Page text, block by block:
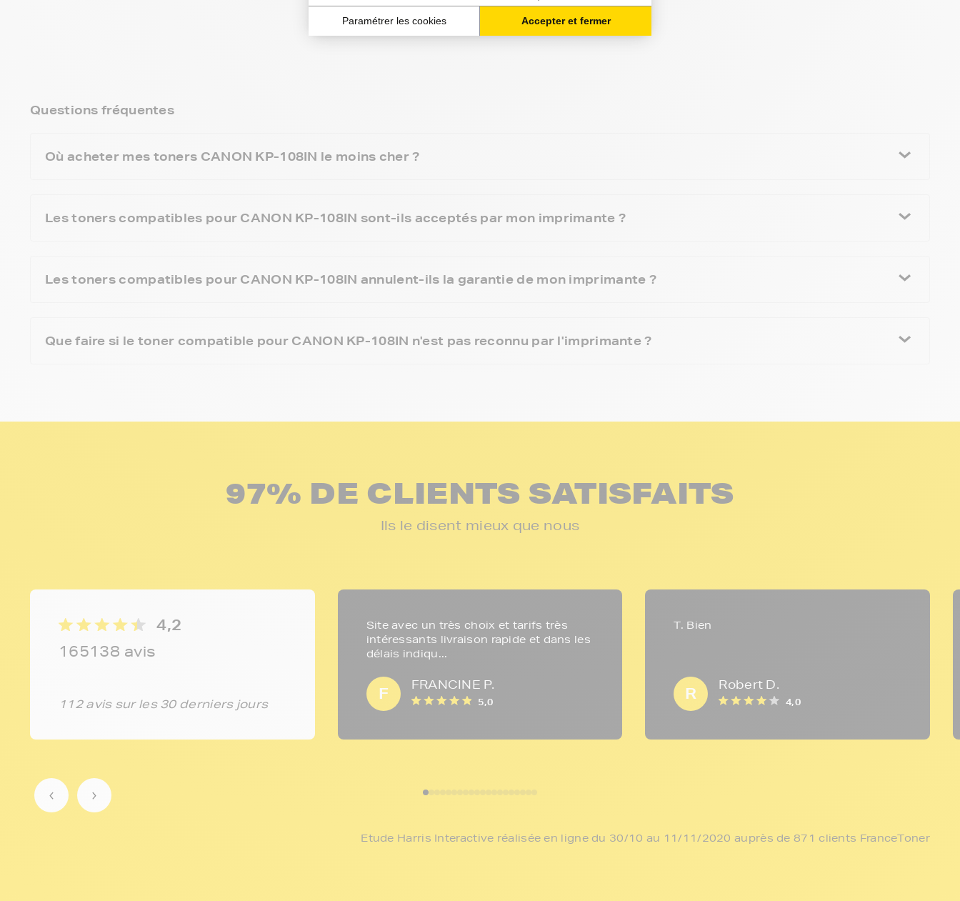
Questions fréquentes
Où acheter mes toners CANON KP-108IN le moins cher ?
Les toners compatibles pour CANON KP-108IN sont-ils acceptés par mon imprimante ?
Les toners compatibles pour CANON KP-108IN annulent-ils la garantie de mon imprimante ?
Que faire si le toner compatible pour CANON KP-108IN n'est pas reconnu par l'imprimante ?
97% DE CLIENTS SATISFAITS
Ils le disent mieux que nous
4,2
165138 avis
112 avis sur les 30 derniers jours
Site avec un très choix et tarifs très
intéressants livraison rapide et dans les
délais indiqu...
F FRANCINE P.
5,0
T. Bien
R Robert D.
4,0
Etude Harris Interactive réalisée en ligne du 30/10 au 11/11/2020 auprès de 871 clients FranceToner